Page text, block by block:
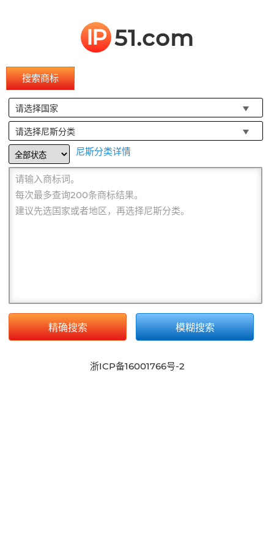
IP 51.com
搜索商标
请选择国家
请选择尼斯分类
尼斯分类详情
精确搜索 模糊搜索
浙ICP备16001766号-2